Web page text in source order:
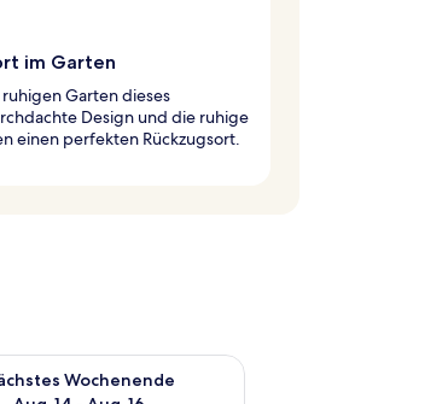
im Garten
Garten dieses
Design und die ruhige
einen perfekten Rückzugsort.
Aug. 7 - Aug. 9.
Wochenende
Verfügbarkeit für nächstes Wochenende, Aug.